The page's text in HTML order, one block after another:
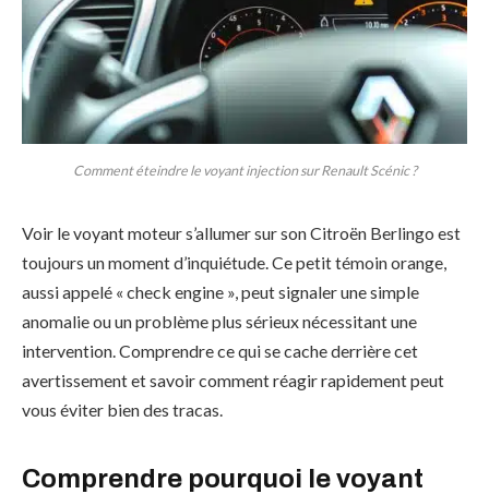
Comment éteindre le voyant injection sur Renault Scénic ?
Voir le voyant moteur s’allumer sur son Citroën Berlingo est
toujours un moment d’inquiétude. Ce petit témoin orange,
aussi appelé « check engine », peut signaler une simple
anomalie ou un problème plus sérieux nécessitant une
intervention. Comprendre ce qui se cache derrière cet
avertissement et savoir comment réagir rapidement peut
vous éviter bien des tracas.
Comprendre pourquoi le voyant